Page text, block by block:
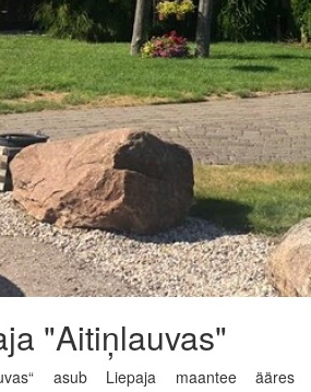
"Aitiņlauvas"
asub Liepaja maantee ääres